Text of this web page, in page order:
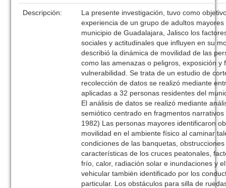
Descripción:
La presente investigación, tuvo como
experiencia de un grupo de adultos
municipio de Guadalajara, Jalisco los
sociales y actitudinales que influyen en su
describió la dinámica de movilidad de las
como las amenazas o peligros, exposición y
vulnerabilidad. Se trata de un estudio de
recolección de datos se realizó mediante
aplicadas a 32 personas residentes del
El análisis de datos se realizó mediante
semiótico centrado en fragmentos
1982) Las personas mayores identificaron
movilidad en el ambiente físico al caminar
condiciones de las banquetas,
características de los cruces peatonales,
frío, calor, radiación solar e inundaciones y
vehicular también identificado por los
particular. Los obstáculos para silla de